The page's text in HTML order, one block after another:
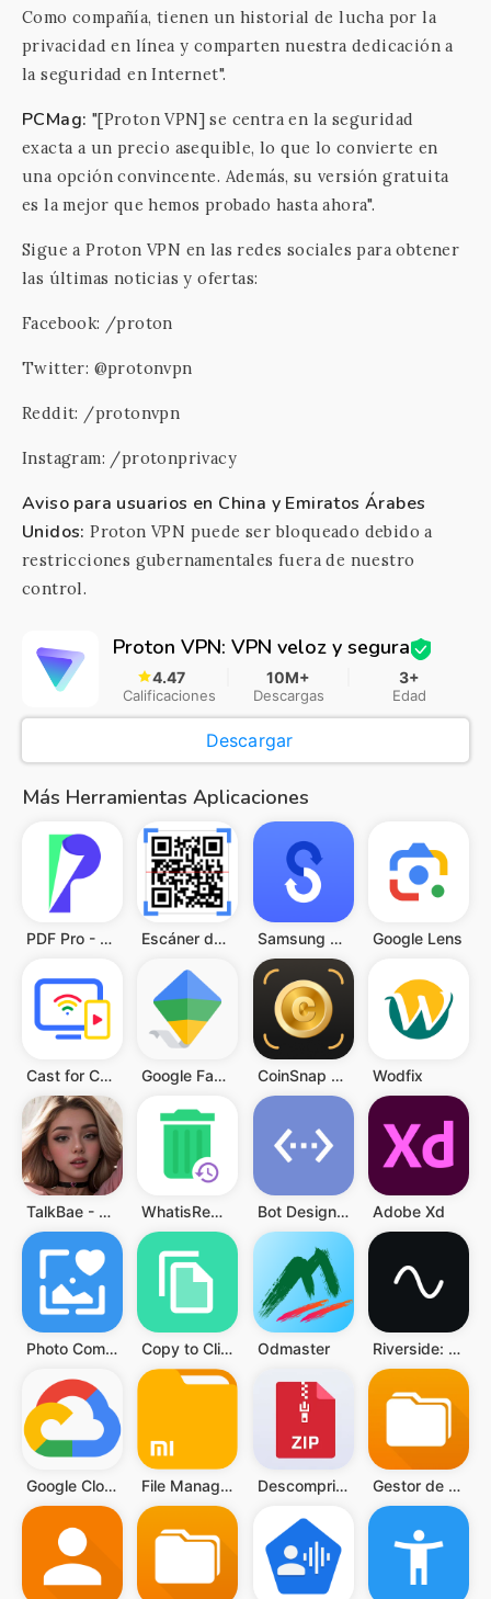
Como compañía, tienen un historial de lucha por la
privacidad en línea y comparten nuestra dedicación a
la seguridad en Internet".
PCMag: "[Proton VPN] se centra en la seguridad
exacta a un precio asequible, lo que lo convierte en
una opción convincente. Además, su versión gratuita
es la mejor que hemos probado hasta ahora".
Sigue a Proton VPN en las redes sociales para obtener
las últimas noticias y ofertas:
Facebook: /proton
Twitter: @protonvpn
Reddit: /protonvpn
Instagram: /protonprivacy
Aviso para usuarios en China y Emiratos Árabes
Unidos: Proton VPN puede ser bloqueado debido a
restricciones gubernamentales fuera de nuestro
control.
Proton VPN: VPN veloz y segura
4.47
Calificaciones
10M+
Descargas
3+
Edad
Descargar
Más Herramientas Aplicaciones
PDF Pro - Reader & Maker Escáner de QR y Código Barras Samsung Smart Switch Mobile Google Lens
Cast for Chromecast & TV Cast Google Family Link CoinSnap - Guía de valores Wodfix
TalkBae - Al girlfriend WhatisRemoved+ Bot Designer For Discord Adobe Xd
Photo Compressor and Resizer Copy to Clipboard Odmaster Riverside: Record podcasts
Google Cloud File Manager by Xiaomi Descomprimir RAR / ZIP, Unzip Gestor de Archivos Simple